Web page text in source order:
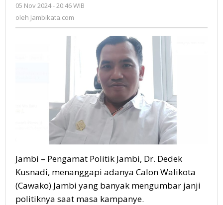
Mengumbar
Janji
05 Nov 2024 - 20:46 WIB
oleh Jambikata.com
Jambi – Pengamat Politik Jambi, Dr. Dedek
Kusnadi, menanggapi adanya Calon Walikota
(Cawako) Jambi yang banyak mengumbar janji
politiknya saat masa kampanye.